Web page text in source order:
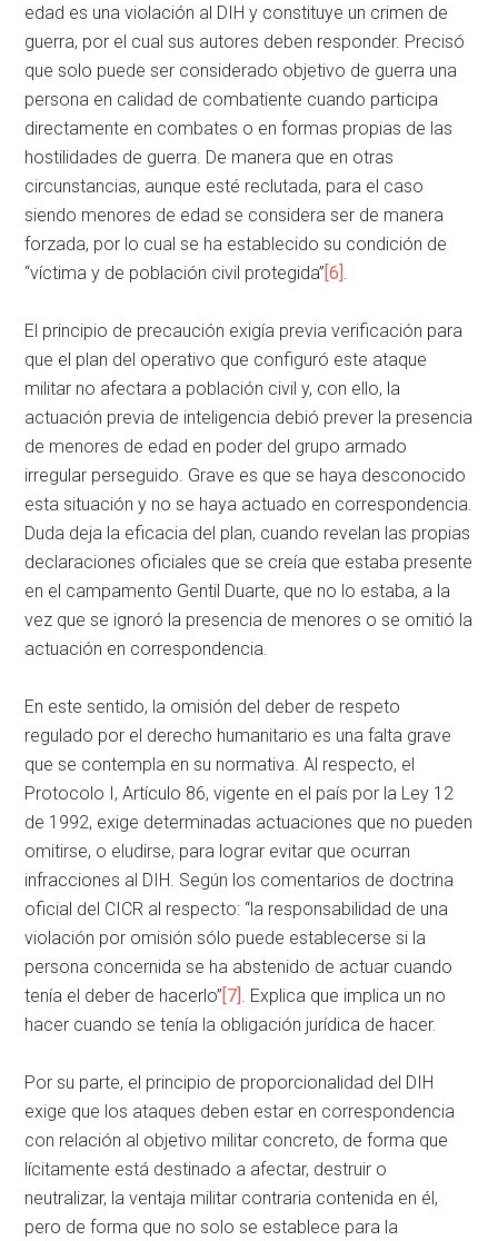
edad es una violación al DIH y constituye un crimen de
guerra, por el cual sus autores deben responder. Precisó
que solo puede ser considerado objetivo de guerra una
persona en calidad de combatiente cuando participa
directamente en combates o en formas propias de las
hostilidades de guerra. De manera que en otras
circunstancias, aunque esté reclutada, para el caso
siendo menores de edad se considera ser de manera
forzada, por lo cual se ha establecido su condición de
“víctima y de población civil protegida”[6].
El principio de precaución exigía previa verificación para
que el plan del operativo que configuró este ataque
militar no afectara a población civil y, con ello, la
actuación previa de inteligencia debió prever la presencia
de menores de edad en poder del grupo armado
irregular perseguido. Grave es que se haya desconocido
esta situación y no se haya actuado en correspondencia.
Duda deja la eficacia del plan, cuando revelan las propias
declaraciones oficiales que se creía que estaba presente
en el campamento Gentil Duarte, que no lo estaba, a la
vez que se ignoró la presencia de menores o se omitió la
actuación en correspondencia.
En este sentido, la omisión del deber de respeto
regulado por el derecho humanitario es una falta grave
que se contempla en su normativa. Al respecto, el
Protocolo I, Artículo 86, vigente en el país por la Ley 12
de 1992, exige determinadas actuaciones que no pueden
omitirse, o eludirse, para lograr evitar que ocurran
infracciones al DIH. Según los comentarios de doctrina
oficial del CICR al respecto: “la responsabilidad de una
violación por omisión sólo puede establecerse si la
persona concernida se ha abstenido de actuar cuando
tenía el deber de hacerlo”[7]. Explica que implica un no
hacer cuando se tenía la obligación jurídica de hacer.
Por su parte, el principio de proporcionalidad del DIH
exige que los ataques deben estar en correspondencia
con relación al objetivo militar concreto, de forma que
lícitamente está destinado a afectar, destruir o
neutralizar, la ventaja militar contraria contenida en él,
pero de forma que no solo se establece para la